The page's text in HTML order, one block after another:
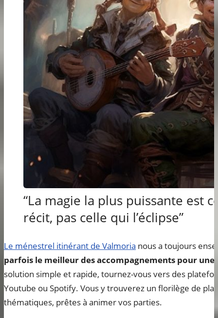
“La magie la plus puissante est
récit, pas celle qui l’éclipse”
Le ménestrel itinérant de Valmoria nous a toujours
parfois le meilleur des accompagnements pour une
solution simple et rapide, tournez-vous vers des
Youtube ou Spotify. Vous y trouverez un florilège de
thématiques, prêtes à animer vos parties.